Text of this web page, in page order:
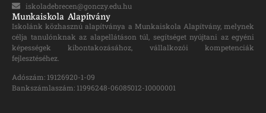
iskoladebrecen@gonczy.edu.hu
Munkaiskola Alapítvány
Iskolánk közhasznú alapítványa a Munkaiskola Alapítvány, melynek
célja tanulónknak az alapellátáson túl, segítséget nyújtani az egyéni
képességek kibontakozásához, vállalkozói kompetenciák
fejlesztéséhez.
Adószám: 19126920-1-09
Bankszámlaszám: 11996248-06085012-10000001